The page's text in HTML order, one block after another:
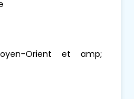
Orient et amp;